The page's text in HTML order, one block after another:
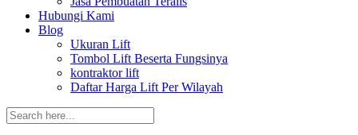
Hubungi Kami
Blog
Ukuran Lift
Tombol Lift Beserta Fungsinya
kontraktor lift
Daftar Harga Lift Per Wilayah